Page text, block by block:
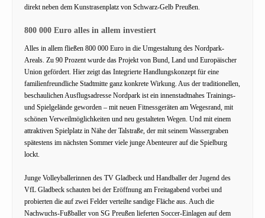
direkt neben dem Kunstrasenplatz von Schwarz-Gelb Preußen.
800 000 Euro alles in allem investiert
Alles in allem fließen 800 000 Euro in die Umgestaltung des Nordpark-
Areals. Zu 90 Prozent wurde das Projekt von Bund, Land und Europäischer
Union gefördert. Hier zeigt das Integrierte Handlungskonzept für eine
familienfreundliche Stadtmitte ganz konkrete Wirkung. Aus der traditionellen,
beschaulichen Ausflugsadresse Nordpark ist ein innenstadtnahes Trainings-
und Spielgelände geworden – mit neuen Fitnessgeräten am Wegesrand, mit
schönen Verweilmöglichkeiten und neu gestalteten Wegen. Und mit einem
attraktiven Spielplatz in Nähe der Talstraße, der mit seinem Wassergraben
spätestens im nächsten Sommer viele junge Abenteurer auf die Spielburg
lockt.
Junge Volleyballerinnen des TV Gladbeck und Handballer der Jugend des
VfL Gladbeck schauten bei der Eröffnung am Freitagabend vorbei und
probierten die auf zwei Felder verteilte sandige Fläche aus. Auch die
Nachwuchs-Fußballer von SG Preußen lieferten Soccer-Einlagen auf dem